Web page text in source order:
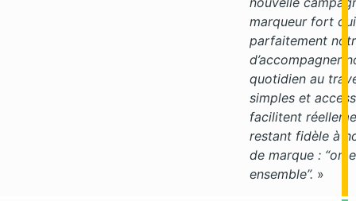
marqueur fort
parfaitement
d’accompagner
quotidien au
simples et
facilitent
restant fidèle à
de marque : “on
ensemble”. »